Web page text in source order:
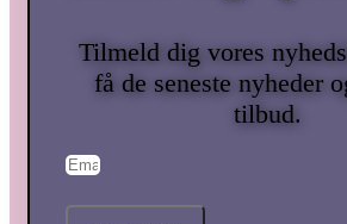
Tilmeld dig vores
få de seneste nyheder
tilbud.